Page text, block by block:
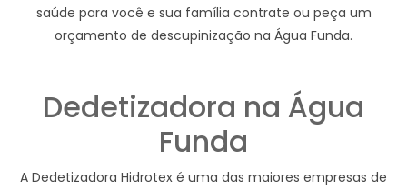
saúde para você e sua família contrate ou peça um
orçamento de descupinização na Água Funda.
Dedetizadora na Água
Funda
A Dedetizadora Hidrotex é uma das maiores empresas de